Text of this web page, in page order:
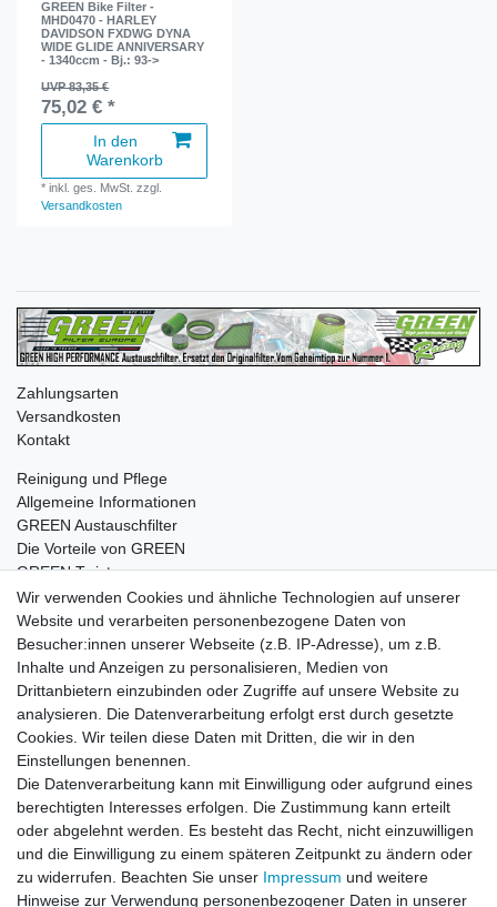
GREEN Bike Filter -
MHD0470 - HARLEY
DAVIDSON FXDWG DYNA
WIDE GLIDE ANNIVERSARY
- 1340ccm - Bj.: 93->
UVP 83,35 €
75,02 € *
In den
Warenkorb
*inkl. ges. MwSt. zzgl.
Versandkosten
Zahlungsarten
Versandkosten
Kontakt
Reinigung und Pflege
Allgemeine Informationen
GREEN Austauschfilter
Die Vorteile von GREEN
GREEN Twister
Impressum Daten­schutz­erklärung AGB
Barrierefreiheitserklärung Widerrufs­recht
Vertrag widerrufen Kontakt
© Copyright 2026 | Alle Rechte vorbehalten.
Wir verwenden Cookies und ähnliche Technologien auf unserer
Website und verarbeiten personenbezogene Daten von
Besucher:innen unserer Webseite (z.B. IP-Adresse), um z.B.
Inhalte und Anzeigen zu personalisieren, Medien von
Drittanbietern einzubinden oder Zugriffe auf unsere Website zu
analysieren. Die Datenverarbeitung erfolgt erst durch gesetzte
Cookies. Wir teilen diese Daten mit Dritten, die wir in den
Einstellungen benennen.
Die Datenverarbeitung kann mit Einwilligung oder aufgrund eines
berechtigten Interesses erfolgen. Die Zustimmung kann erteilt
oder abgelehnt werden. Es besteht das Recht, nicht einzuwilligen
und die Einwilligung zu einem späteren Zeitpunkt zu ändern oder
zu widerrufen. Beachten Sie unser Impressum und weitere
Hinweise zur Verwendung personenbezogener Daten in unserer